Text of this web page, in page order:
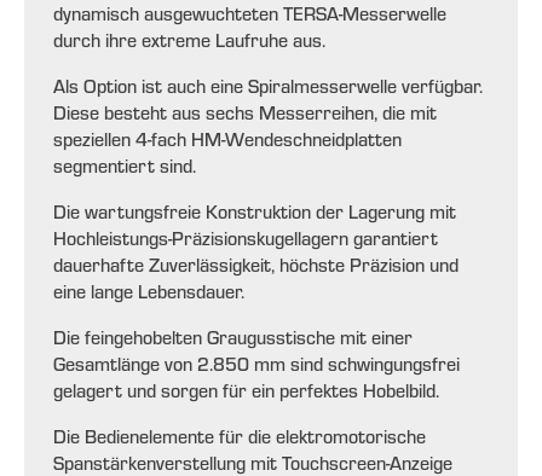
dynamisch ausgewuchteten TERSA-Messerwelle
durch ihre extreme Laufruhe aus.
Als Option ist auch eine Spiralmesserwelle verfügbar.
Diese besteht aus sechs Messerreihen, die mit
speziellen 4-fach HM-Wendeschneidplatten
segmentiert sind.
Die wartungsfreie Konstruktion der Lagerung mit
Hochleistungs-Präzisionskugellagern garantiert
dauerhafte Zuverlässigkeit, höchste Präzision und
eine lange Lebensdauer.
Die feingehobelten Graugusstische mit einer
Gesamtlänge von 2.850 mm sind schwingungsfrei
gelagert und sorgen für ein perfektes Hobelbild.
Die Bedienelemente für die elektromotorische
Spanstärkenverstellung mit Touchscreen-Anzeige